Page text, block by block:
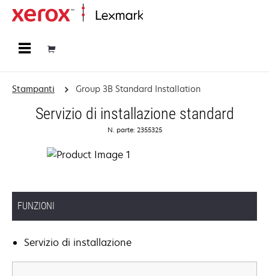
Stampanti Group 3B Standard Installation
Servizio di installazione standard
N. parte: 2355325
FUNZIONI
Servizio di installazione